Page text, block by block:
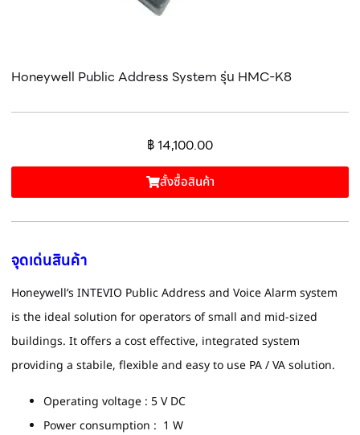
Honeywell Public Address System รุ่น HMC-K8
฿14,100.00
สั้งซื้อสินค้า
จุดเด่นสินค้า
Honeywell’s INTEVIO Public Address and Voice Alarm system
is the ideal solution for operators of small and mid-sized
buildings. It offers a cost effective, integrated system
providing a stabile, flexible and easy to use PA / VA solution.
Operating voltage : 5 V DC
Power consumption : 1 W